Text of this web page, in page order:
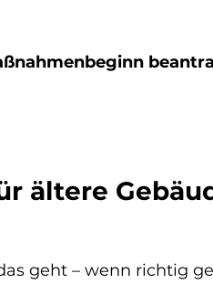
ältere
geht – wenn richtig